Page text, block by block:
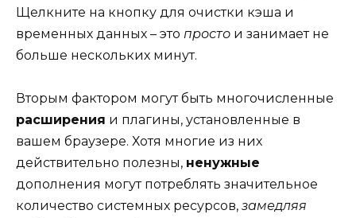
Щелкните на кнопку для очистки кэша и
временных данных – это просто и занимает не
больше нескольких минут.
Вторым фактором могут быть многочисленные
расширения и плагины, установленные в
вашем браузере. Хотя многие из них
действительно полезны, ненужные
дополнения могут потреблять значительное
количество системных ресурсов, замедляя